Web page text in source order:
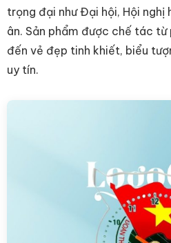
trọng đại như Đại hội, Hội
ân. Sản phẩm được chế tác
đến vẻ đẹp tinh khiết, biểu
uy tín.